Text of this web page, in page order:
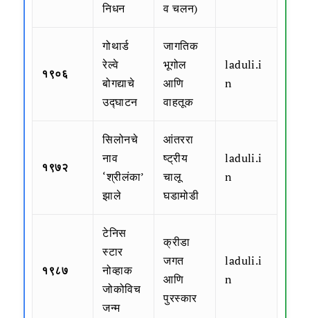
निधन
व चलन)
१९०६
गोथार्ड
रेल्वे
बोगद्याचे
उद्घाटन
जागतिक
भूगोल
आणि
वाहतूक
laduli.i
n
१९७२
सिलोनचे
नाव
‘श्रीलंका’
झाले
आंतररा
ष्ट्रीय
चालू
घडामोडी
laduli.i
n
१९८७
टेनिस
स्टार
नोव्हाक
जोकोविच
जन्म
क्रीडा
जगत
आणि
पुरस्कार
laduli.i
n